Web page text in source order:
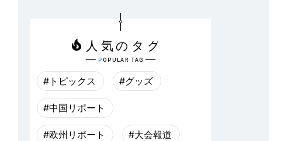
#トピックス #グッズ
#中国リポート
#欧州リポート #大会報道